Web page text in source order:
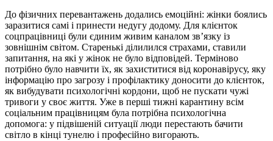
До фізичних перевантажень додались емоційні: жінки боялись
заразитися самі і принести недугу додому. Для клієнток
соцпрацівниці були єдиним живим каналом зв’язку із
зовнішнім світом. Старенькі ділилился страхами, ставили
запитання, на які у жінок не було відповідей. Терміново
потрібно було навчити їх, як захиститися від коронавірусу, яку
інформацію про загрозу і профілактику доносити до клієнток,
як вибудувати психологічні кордони, щоб не пускати чужі
тривоги у своє життя. Уже в перші тижні карантину всім
соціальним працівницям була потрібна психологічна
допомога: у підвішеній ситуації люди перестають бачити
світло в кінці тунелю і професійно вигорають.